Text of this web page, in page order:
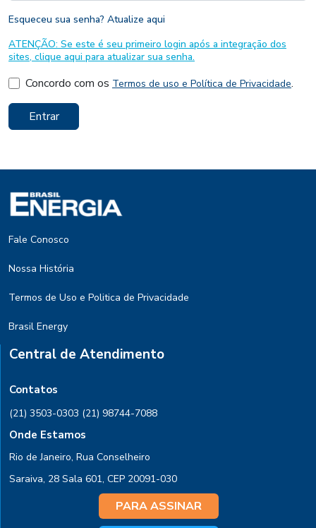
Esqueceu sua senha? Atualize aqui
ATENÇÃO: Se este é seu primeiro login após a integração dos
sites, clique aqui para atualizar sua senha.
Concordo com os Termos de uso e Política de Privacidade.
Fale Conosco
Nossa História
Termos de Uso e Politica de Privacidade
Brasil Energy
Central de Atendimento
Contatos
(21) 3503-0303 (21) 98744-7088
Onde Estamos
Rio de Janeiro, Rua Conselheiro
Saraiva, 28 Sala 601, CEP 20091-030
PARA ASSINAR